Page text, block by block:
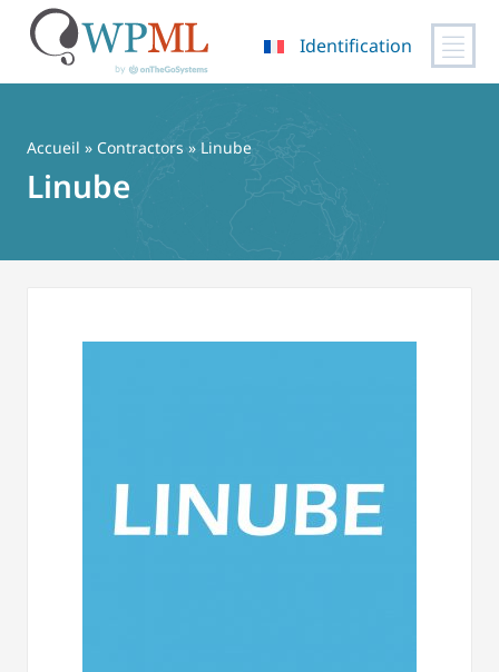
contenu
Identification
Accueil » Contractors » Linube
Linube